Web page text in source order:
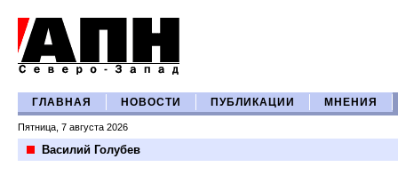
ГЛАВНАЯ НОВОСТИ ПУБЛИКАЦИИ МНЕНИЯ
Пятница, 7 августа 2026
Василий Голубев